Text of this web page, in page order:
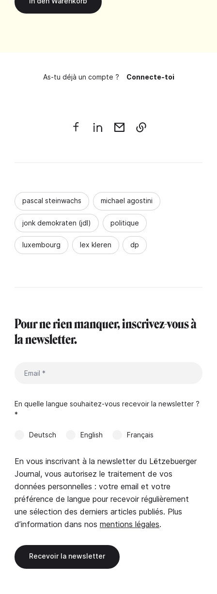
As-tu déjà un compte ? Connecte-toi
pascal steinwachs michael agostini
jonk demokraten (jdl) politique
luxembourg lex kleren dp
Pour ne rien manquer, inscrivez-vous à
la newsletter.
En quelle langue souhaitez-vous recevoir la newsletter ?
*
Deutsch English Français
En vous inscrivant à la newsletter du Lëtzebuerger
Journal, vous autorisez le traitement de vos
données personnelles : votre email et votre
préférence de langue pour recevoir régulièrement
une sélection des derniers articles publiés. Plus
d’information dans nos mentions légales.